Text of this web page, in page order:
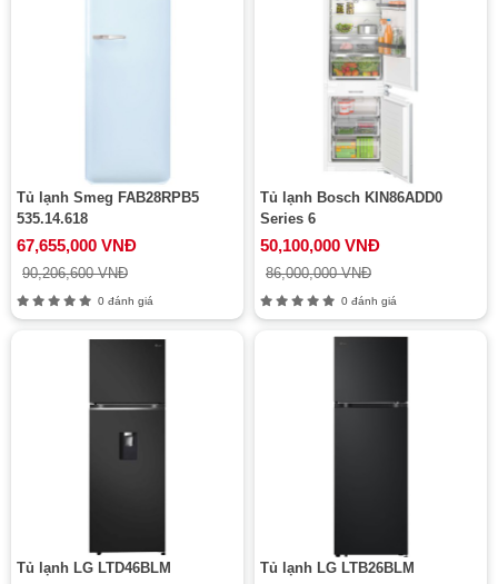
Tủ lạnh Smeg FAB28RPB5
535.14.618
67,655,000 VNĐ
90,206,600 VNĐ
0 đánh giá
Tủ lạnh Bosch KIN86ADD0
Series 6
50,100,000 VNĐ
86,000,000 VNĐ
0 đánh giá
Tủ lạnh LG LTD46BLM Tủ lạnh LG LTB26BLM